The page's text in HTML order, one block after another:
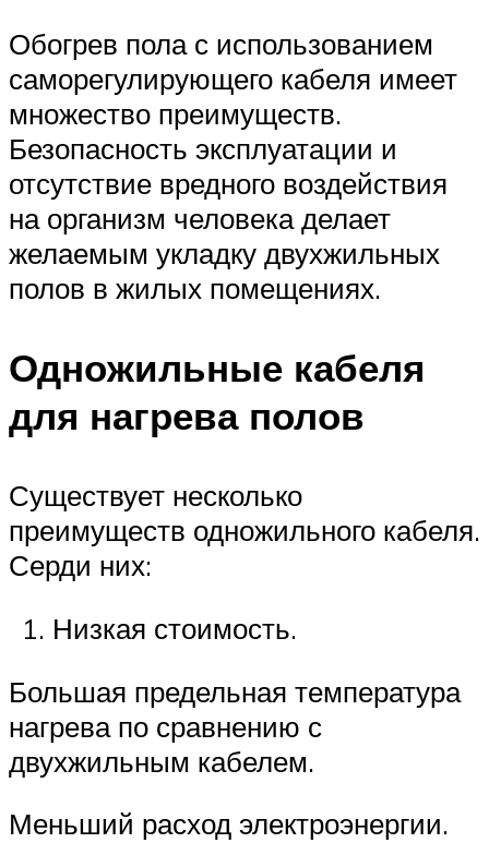
Обогрев пола с использованием
саморегулирующего кабеля имеет
множество преимуществ.
Безопасность эксплуатации и
отсутствие вредного воздействия
на организм человека делает
желаемым укладку двухжильных
полов в жилых помещениях.
Одножильные кабеля
для нагрева полов
Существует несколько
преимуществ одножильного кабеля.
Серди них:
Низкая стоимость.
Большая предельная температура
нагрева по сравнению с
двухжильным кабелем.
Меньший расход электроэнергии.